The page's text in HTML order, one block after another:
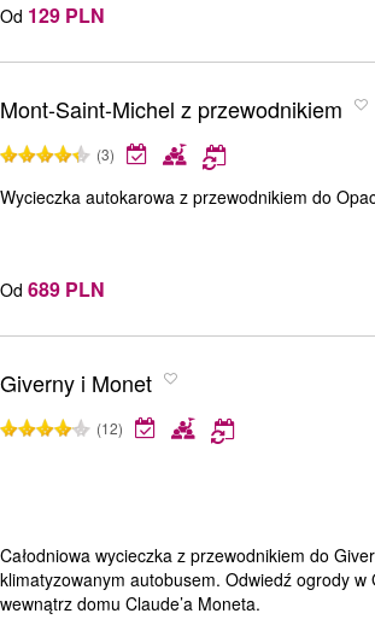
Od 129 PLN
Mont-Saint-Michel z przewodnikiem
(3)
Wycieczka autokarowa z przewodnikiem do
Od 689 PLN
Giverny i Monet
(12)
Całodniowa wycieczka z przewodnikiem do
klimatyzowanym autobusem. Odwiedź ogrody
wewnątrz domu Claude’a Moneta.